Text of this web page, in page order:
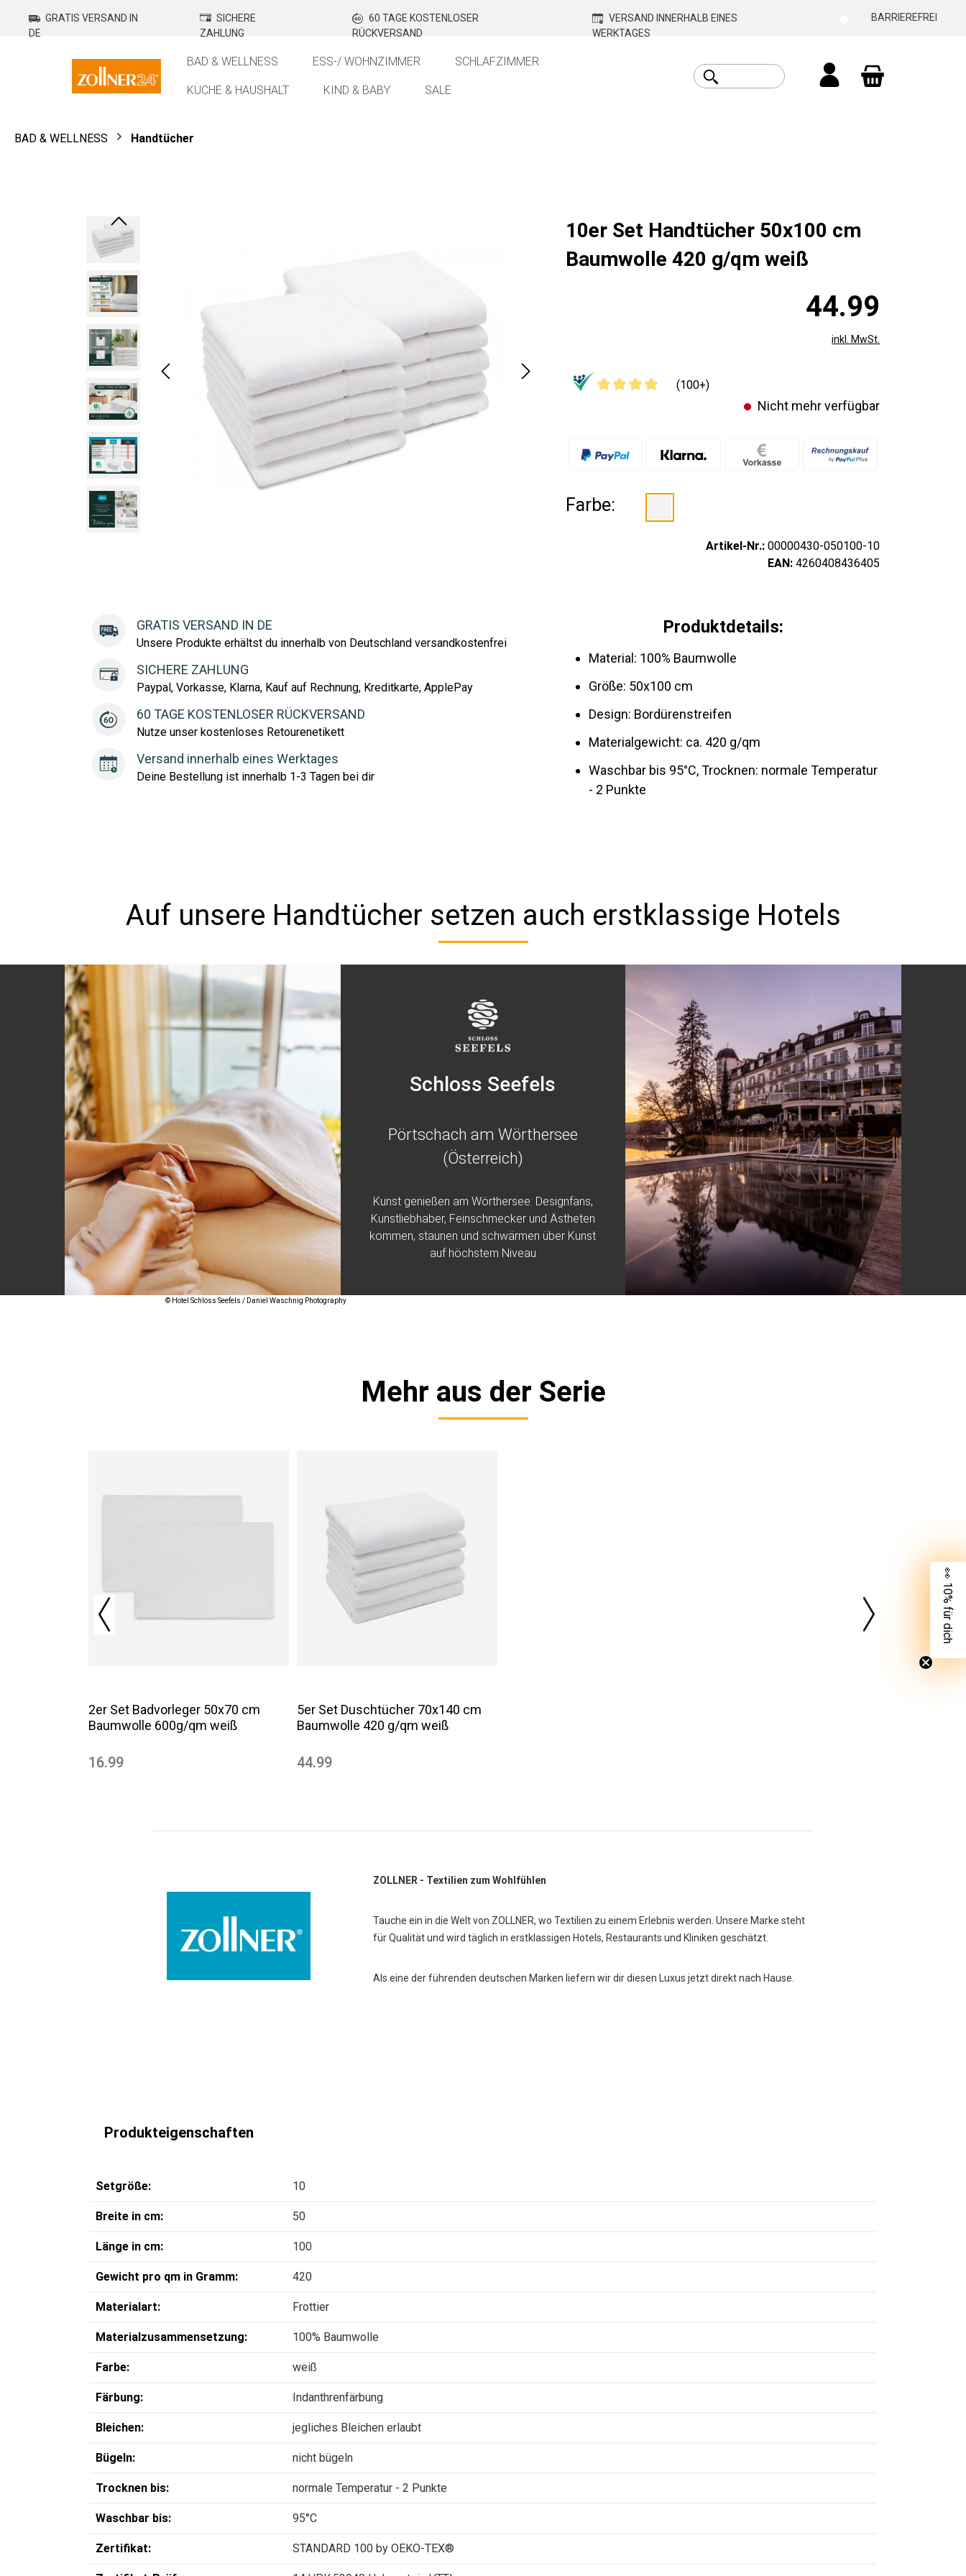
Zur Hauptnavigation springen
GRATIS VERSAND IN
DE
SICHERE
ZAHLUNG
60 TAGE KOSTENLOSER
RÜCKVERSAND
VERSAND INNERHALB EINES
WERKTAGES
BARRIEREFREI
BAD & WELLNESS ESS-/ WOHNZIMMER SCHLAFZIMMER
KÜCHE & HAUSHALT KIND & BABY
SALE
BAD & WELLNESS Handtücher
Bildergalerie überspringen
10er Set Handtücher 50x100 cm
Baumwolle 420 g/qm weiß
44.99
inkl. MwSt.
(100+)
Nicht mehr verfügbar
Farbe:
Artikel-Nr.: 00000430-050100-10
EAN: 4260408436405
GRATIS VERSAND IN DE
Unsere Produkte erhältst du innerhalb von Deutschland versandkostenfrei
SICHERE ZAHLUNG
Paypal, Vorkasse, Klarna, Kauf auf Rechnung, Kreditkarte, ApplePay
60 TAGE KOSTENLOSER RÜCKVERSAND
Nutze unser kostenloses Retourenetikett
Versand innerhalb eines Werktages
Deine Bestellung ist innerhalb 1-3 Tagen bei dir
Produktdetails:
Material: 100% Baumwolle
Größe: 50x100 cm
Design: Bordürenstreifen
Materialgewicht: ca. 420 g/qm
Waschbar bis 95°C, Trocknen: normale Temperatur
- 2 Punkte
Auf unsere Handtücher setzen auch erstklassige Hotels
Schloss Seefels
Pörtschach am Wörthersee
(Österreich)
Kunst genießen am Wörthersee: Designfans,
Kunstliebhaber, Feinschmecker und Ästheten
kommen, staunen und schwärmen über Kunst
auf höchstem Niveau
© Hotel Schloss Seefels / Daniel Waschnig Photography
Mehr aus der Serie
2er Set Badvorleger 50x70 cm
Baumwolle 600g/qm weiß
16.99
5er Set Duschtücher 70x140 cm
Baumwolle 420 g/qm weiß
44.99
ZOLLNER - Textilien zum Wohlfühlen
Tauche ein in die Welt von ZOLLNER, wo Textilien zu einem Erlebnis werden. Unsere Marke steht
für Qualität und wird täglich in erstklassigen Hotels, Restaurants und Kliniken geschätzt.
Als eine der führenden deutschen Marken liefern wir dir diesen Luxus jetzt direkt nach Hause.
Produkteigenschaften
Setgröße: 10
Breite in cm: 50
Länge in cm: 100
Gewicht pro qm in Gramm: 420
Materialart: Frottier
Materialzusammensetzung: 100% Baumwolle
Farbe: weiß
Färbung: Indanthrenfärbung
Bleichen: jegliches Bleichen erlaubt
Bügeln: nicht bügeln
Trocknen bis: normale Temperatur - 2 Punkte
Waschbar bis: 95°C
Zertifikat: STANDARD 100 by OEKO-TEX®
👀 10% für dich